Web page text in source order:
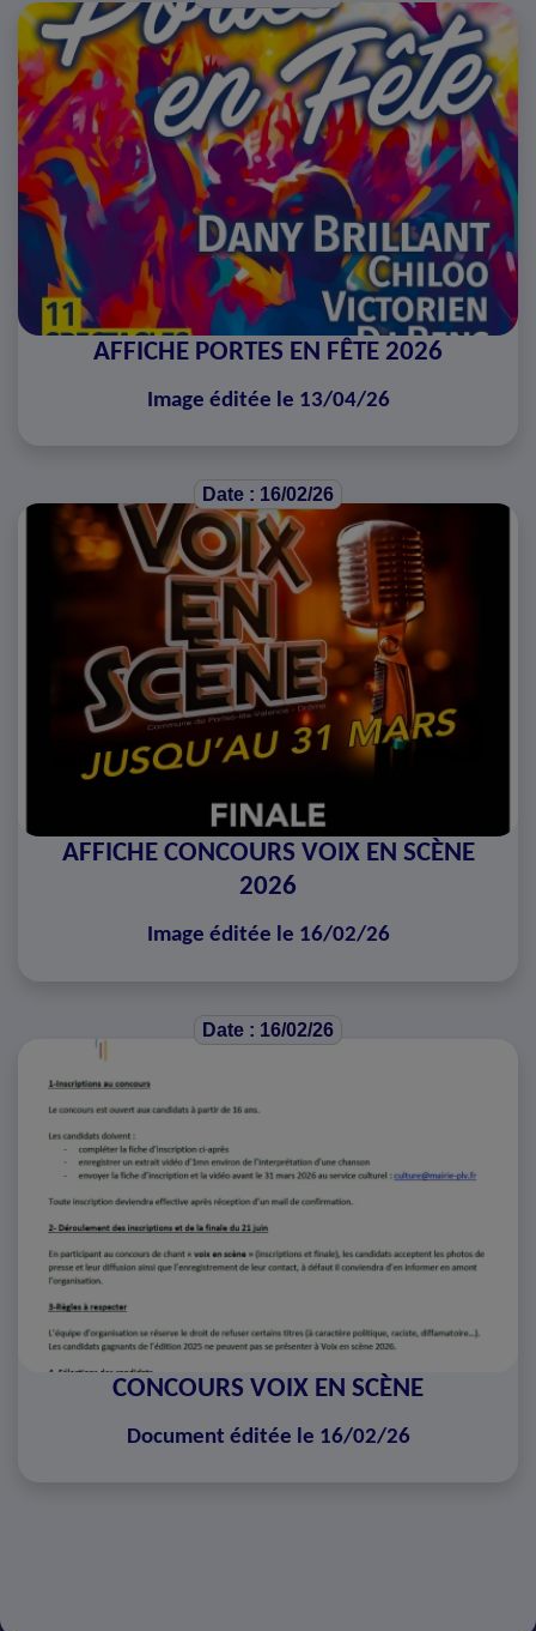
AFFICHE PORTES EN FÊTE 2026
Image éditée le 13/04/26
Date : 16/02/26
AFFICHE CONCOURS VOIX EN SCÈNE
2026
Image éditée le 16/02/26
Date : 16/02/26
CONCOURS VOIX EN SCÈNE
Document éditée le 16/02/26